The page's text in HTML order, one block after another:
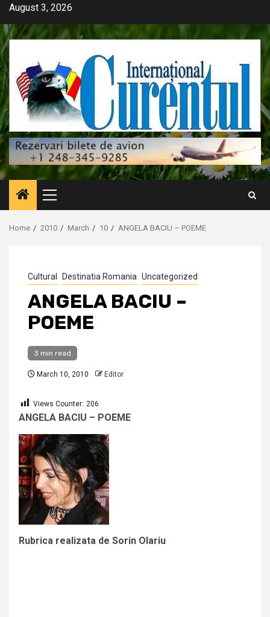
Skip
content
August 3, 2026
Primary
Menu
Home 2010 March 10 ANGELA BACIU – POEME
Cultural Destinatia Romania Uncategorized
ANGELA BACIU –
POEME
3 min read
March 10, 2010 Editor
Views Counter: 206
ANGELA BACIU – POEME
Rubrica realizata de Sorin Olariu